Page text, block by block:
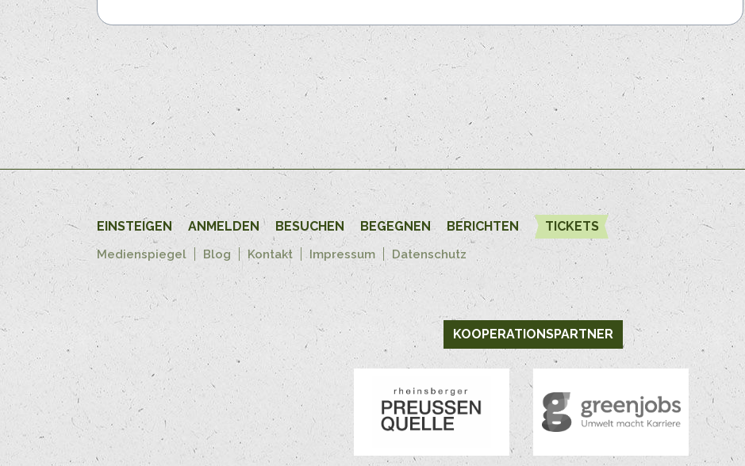
EINSTEIGEN ANMELDEN BESUCHEN BEGEGNEN BERICHTEN TICKETS
Medienspiegel Blog Kontakt Impressum Datenschutz
KOOPERATIONSPARTNER